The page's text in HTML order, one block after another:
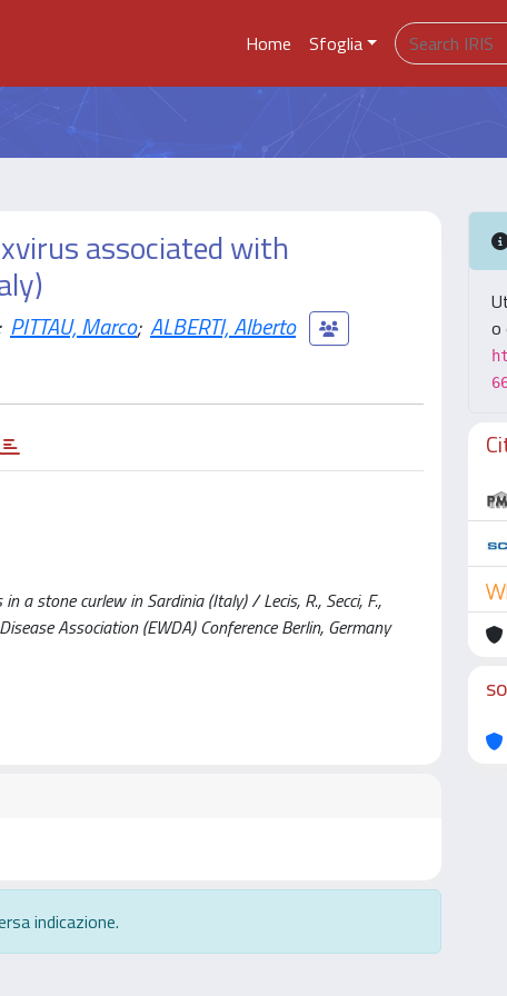
Home Sfoglia
associated with
PITTAU, Marco; ALBERTI, Alberto
a stone curlew in Sardinia (Italy) / Lecis, R., Secci, F.,
Association (EWDA) Conference Berlin, Germany
indicazione.
o